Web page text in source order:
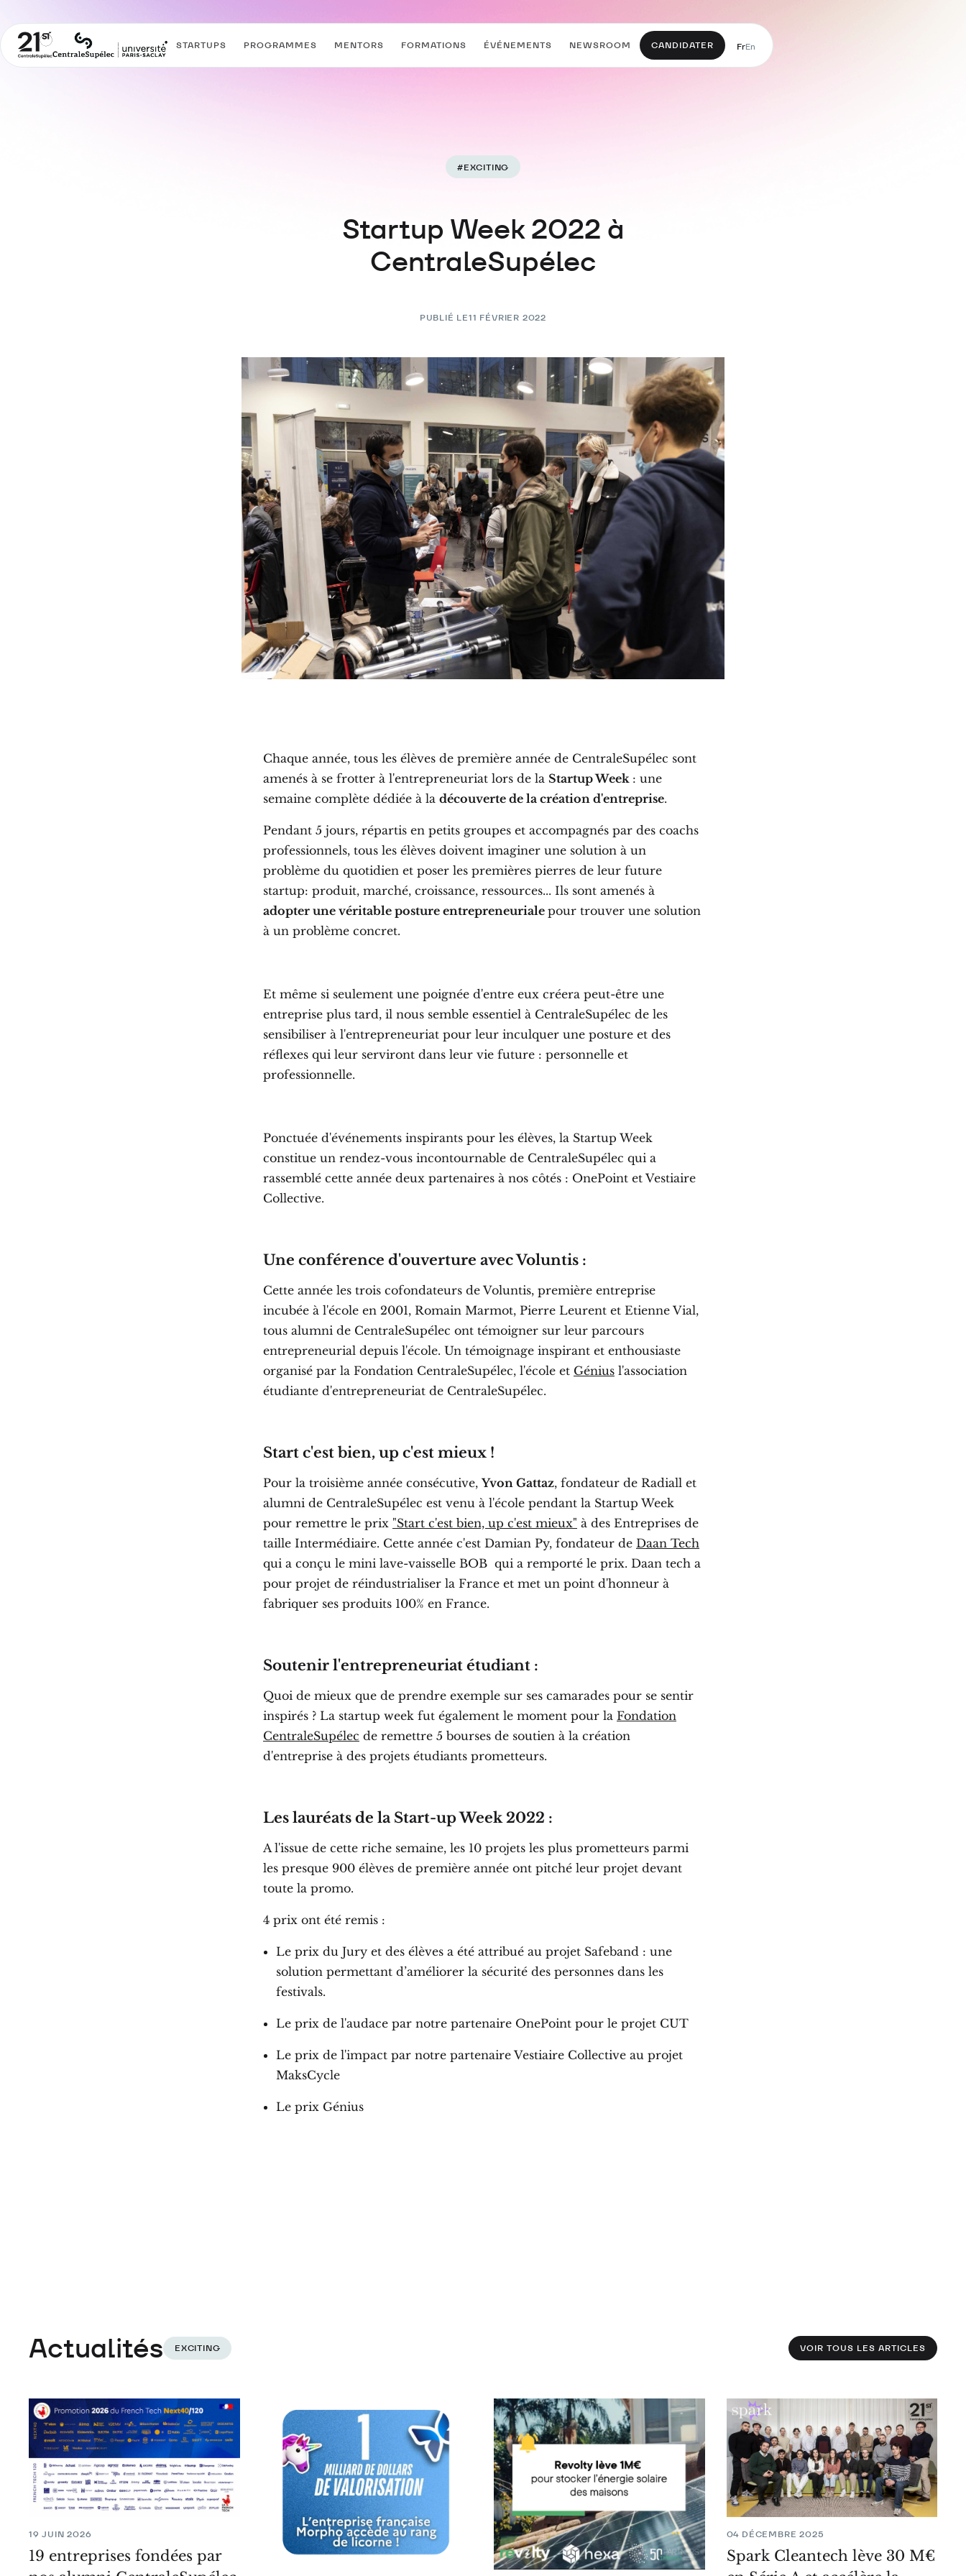
STARTUPS PROGRAMMES MENTORS FORMATIONS ÉVÉNEMENTS NEWSROOM CANDIDATER FrEn
#EXCITING
Startup Week 2022 à
CentraleSupélec
PUBLIÉ LE11 FÉVRIER 2022
Chaque année, tous les élèves de première année de CentraleSupélec sont
amenés à se frotter à l'entrepreneuriat lors de la Startup Week : une
semaine complète dédiée à la découverte de la création d'entreprise.
Pendant 5 jours, répartis en petits groupes et accompagnés par des coachs
professionnels, tous les élèves doivent imaginer une solution à un
problème du quotidien et poser les premières pierres de leur future
startup: produit, marché, croissance, ressources... Ils sont amenés à
adopter une véritable posture entrepreneuriale pour trouver une solution
à un problème concret.
Et même si seulement une poignée d'entre eux créera peut-être une
entreprise plus tard, il nous semble essentiel à CentraleSupélec de les
sensibiliser à l'entrepreneuriat pour leur inculquer une posture et des
réflexes qui leur serviront dans leur vie future : personnelle et
professionnelle.
Ponctuée d'événements inspirants pour les élèves, la Startup Week
constitue un rendez-vous incontournable de CentraleSupélec qui a
rassemblé cette année deux partenaires à nos côtés : OnePoint et Vestiaire
Collective.
Une conférence d'ouverture avec Voluntis :
Cette année les trois cofondateurs de Voluntis, première entreprise
incubée à l'école en 2001, Romain Marmot, Pierre Leurent et Etienne Vial,
tous alumni de CentraleSupélec ont témoigner sur leur parcours
entrepreneurial depuis l'école. Un témoignage inspirant et enthousiaste
organisé par la Fondation CentraleSupélec, l'école et Génius l'association
étudiante d'entrepreneuriat de CentraleSupélec.
Start c'est bien, up c'est mieux !
Pour la troisième année consécutive, Yvon Gattaz, fondateur de Radiall et
alumni de CentraleSupélec est venu à l'école pendant la Startup Week
pour remettre le prix "Start c'est bien, up c'est mieux" à des Entreprises de
taille Intermédiaire. Cette année c'est Damian Py, fondateur de Daan Tech
qui a conçu le mini lave-vaisselle BOB qui a remporté le prix. Daan tech a
pour projet de réindustrialiser la France et met un point d'honneur à
fabriquer ses produits 100% en France.
Soutenir l'entrepreneuriat étudiant :
Quoi de mieux que de prendre exemple sur ses camarades pour se sentir
inspirés ? La startup week fut également le moment pour la Fondation
CentraleSupélec de remettre 5 bourses de soutien à la création
d'entreprise à des projets étudiants prometteurs.
Les lauréats de la Start-up Week 2022 :
A l'issue de cette riche semaine, les 10 projets les plus prometteurs parmi
les presque 900 élèves de première année ont pitché leur projet devant
toute la promo.
4 prix ont été remis :
Le prix du Jury et des élèves a été attribué au projet Safeband : une
solution permettant d’améliorer la sécurité des personnes dans les
festivals.
Le prix de l'audace par notre partenaire OnePoint pour le projet CUT
Le prix de l'impact par notre partenaire Vestiaire Collective au projet
MaksCycle
Le prix Génius
Actualités EXCITING VOIR TOUS LES ARTICLES
19 JUIN 2026
19 entreprises fondées par
04 DÉCEMBRE 2025
Spark Cleantech lève 30 M€